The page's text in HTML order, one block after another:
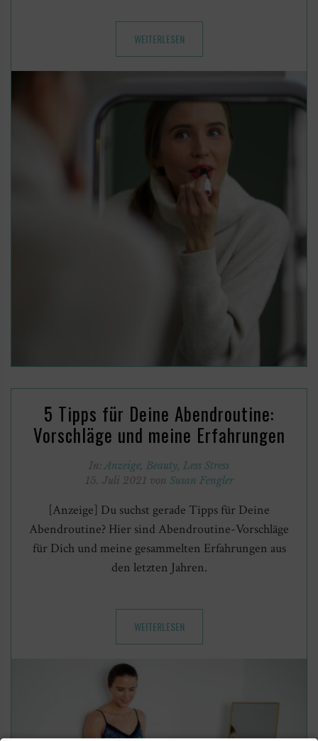
WEITERLESEN
5 Tipps für Deine Abendroutine:
Vorschläge und meine Erfahrungen
In:Anzeige, Beauty, Less Stress
15. Juli 2021 von Susan Fengler
[Anzeige] Du suchst gerade Tipps für Deine
Abendroutine? Hier sind Abendroutine-Vorschläge
für Dich und meine gesammelten Erfahrungen aus
den letzten Jahren.
WEITERLESEN